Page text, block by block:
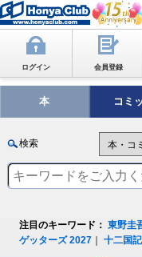
ログイン 会員登録
本 コミ
検索
注目のキーワード： 東野圭
ゲッターズ 2027 ｜十二国記